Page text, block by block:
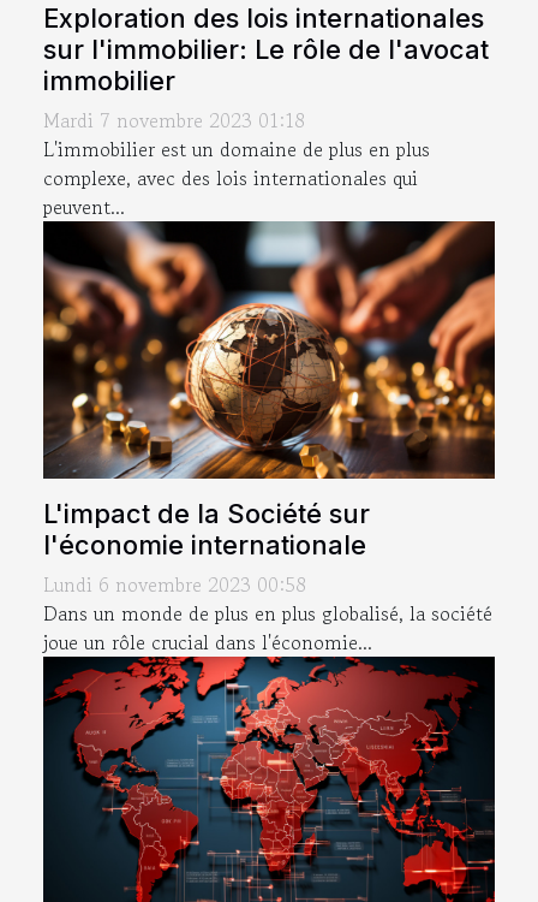
Exploration des lois internationales
sur l'immobilier: Le rôle de l'avocat
immobilier
Mardi 7 novembre 2023 01:18
L'immobilier est un domaine de plus en plus
complexe, avec des lois internationales qui
peuvent...
L'impact de la Société sur
l'économie internationale
Lundi 6 novembre 2023 00:58
Dans un monde de plus en plus globalisé, la société
joue un rôle crucial dans l'économie...